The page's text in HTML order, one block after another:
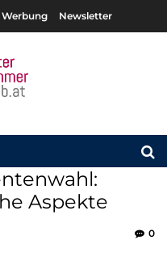
Werbung Newsletter
Aspekte
0